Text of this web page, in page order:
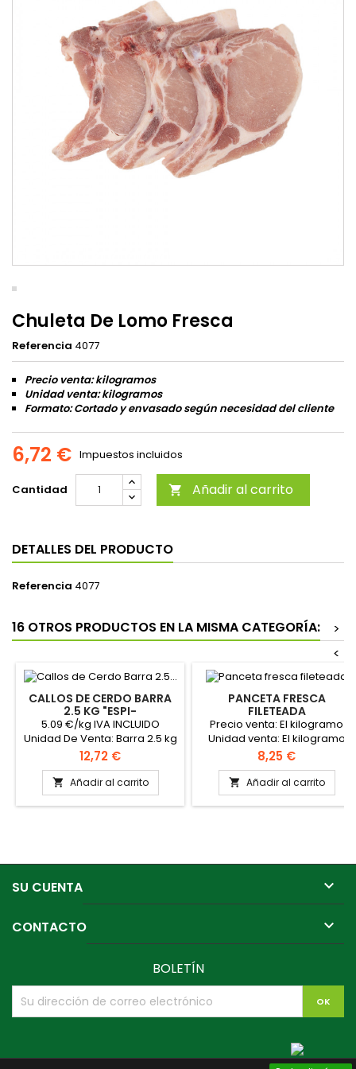
Chuleta De Lomo Fresca
Referencia 4077
Precio venta: kilogramos
Unidad venta: kilogramos
Formato: Cortado y envasado según necesidad del cliente
6,72 € Impuestos incluidos
Cantidad  Añadir al carrito
DETALLES DEL PRODUCTO
Referencia 4077
16 OTROS PRODUCTOS EN LA MISMA CATEGORÍA:
>
<
CALLOS DE CERDO BARRA
2.5 KG "ESPI-
MONTEALBOR"
5.09 €/kg IVA INCLUIDO
Unidad De Venta: Barra 2.5 kg
Precio de Venta: Barra 2.5 kg
Formato caja: 3 barras
Precio
12,72 €
 Añadir al carrito
PANCETA FRESCA
FILETEADA
Precio venta: El kilogramo
Unidad venta: El kilogramo
Formato: Cortado y
envasado según necesidad
del cliente
Precio
8,25 €
 Añadir al carrito
SU CUENTA 
CONTACTO 
BOLETÍN